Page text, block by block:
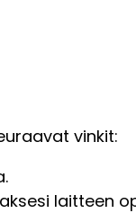
vinkit:
laitteen